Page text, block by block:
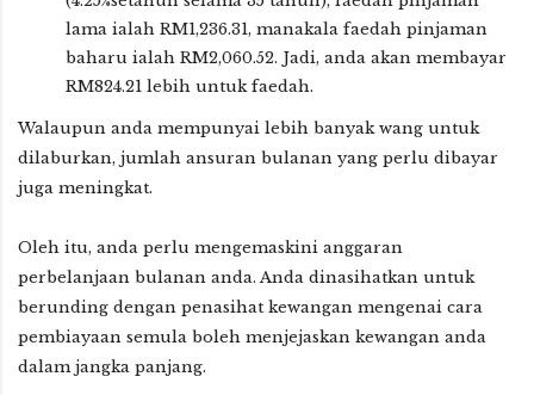
lama ialah RM1,236.31, manakala faedah pinjaman
baharu ialah RM2,060.52. Jadi, anda akan membayar
RM824.21 lebih untuk faedah.
Walaupun anda mempunyai lebih banyak wang untuk
dilaburkan, jumlah ansuran bulanan yang perlu dibayar
juga meningkat.
Oleh itu, anda perlu mengemaskini anggaran
perbelanjaan bulanan anda. Anda dinasihatkan untuk
berunding dengan penasihat kewangan mengenai cara
pembiayaan semula boleh menjejaskan kewangan anda
dalam jangka panjang.